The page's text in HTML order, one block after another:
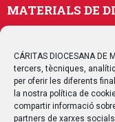
CÁRITAS DIOCESANA
tercers, tècniques,
per oferir les diferents
la nostra política de
compartir informació
partners de xarxes
MATERIALS DE
Publicacions
Multimedia